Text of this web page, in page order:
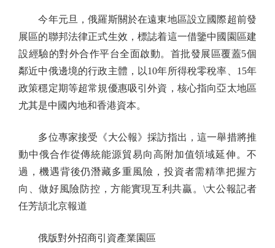
今年元旦，俄羅斯關於在遠東地區設立國際超前發
展區的聯邦法律正式生效，標誌着這一借鑒中國園區建
設經驗的對外合作平台全面啟動。首批發展區覆蓋5個
鄰近中俄邊境的行政主體，以10年所得稅零稅率、15年
政策穩定期等超常規優惠吸引外資，核心指向亞太地區
尤其是中國內地和香港資本。
多位專家接受《大公報》採訪指出，這一舉措將推
動中俄合作從傳統能源貿易向高附加值領域延伸。不
過，機遇背後仍潛藏多重風險，投資者需精準把握方
向、做好風險防控，方能實現互利共贏。\大公報記者
任芳頡北京報道
俄版對外招商引資產業園區